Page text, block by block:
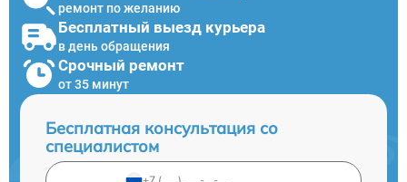
ремонт по желанию
Бесплатный выезд курьера
в день обращения
Срочный ремонт
от 35 минут
Бесплатная консультация со
специалистом